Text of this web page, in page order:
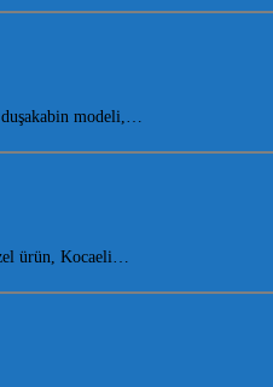
duşakabin modeli,…
ürün, Kocaeli…